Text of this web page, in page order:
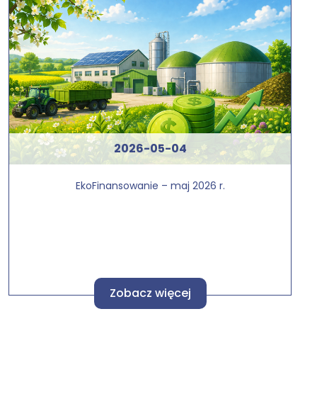
2026-05-04
EkoFinansowanie – maj 2026 r.
Zobacz więcej